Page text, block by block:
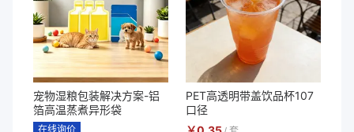
宠物湿粮包装解决方案-铝
箔高温蒸煮异形袋
在线询价
PET高透明带盖饮品杯107
口径